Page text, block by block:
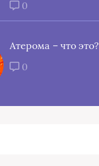
0
Атерома – что это?
0